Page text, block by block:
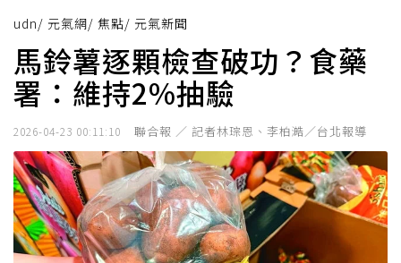
udn/ 元氣網/ 焦點/ 元氣新聞
馬鈴薯逐顆檢查破功？食藥
署：維持2%抽驗
2026-04-23 00:11:10 聯合報 ／ 記者林琮恩、李柏澔／台北報導